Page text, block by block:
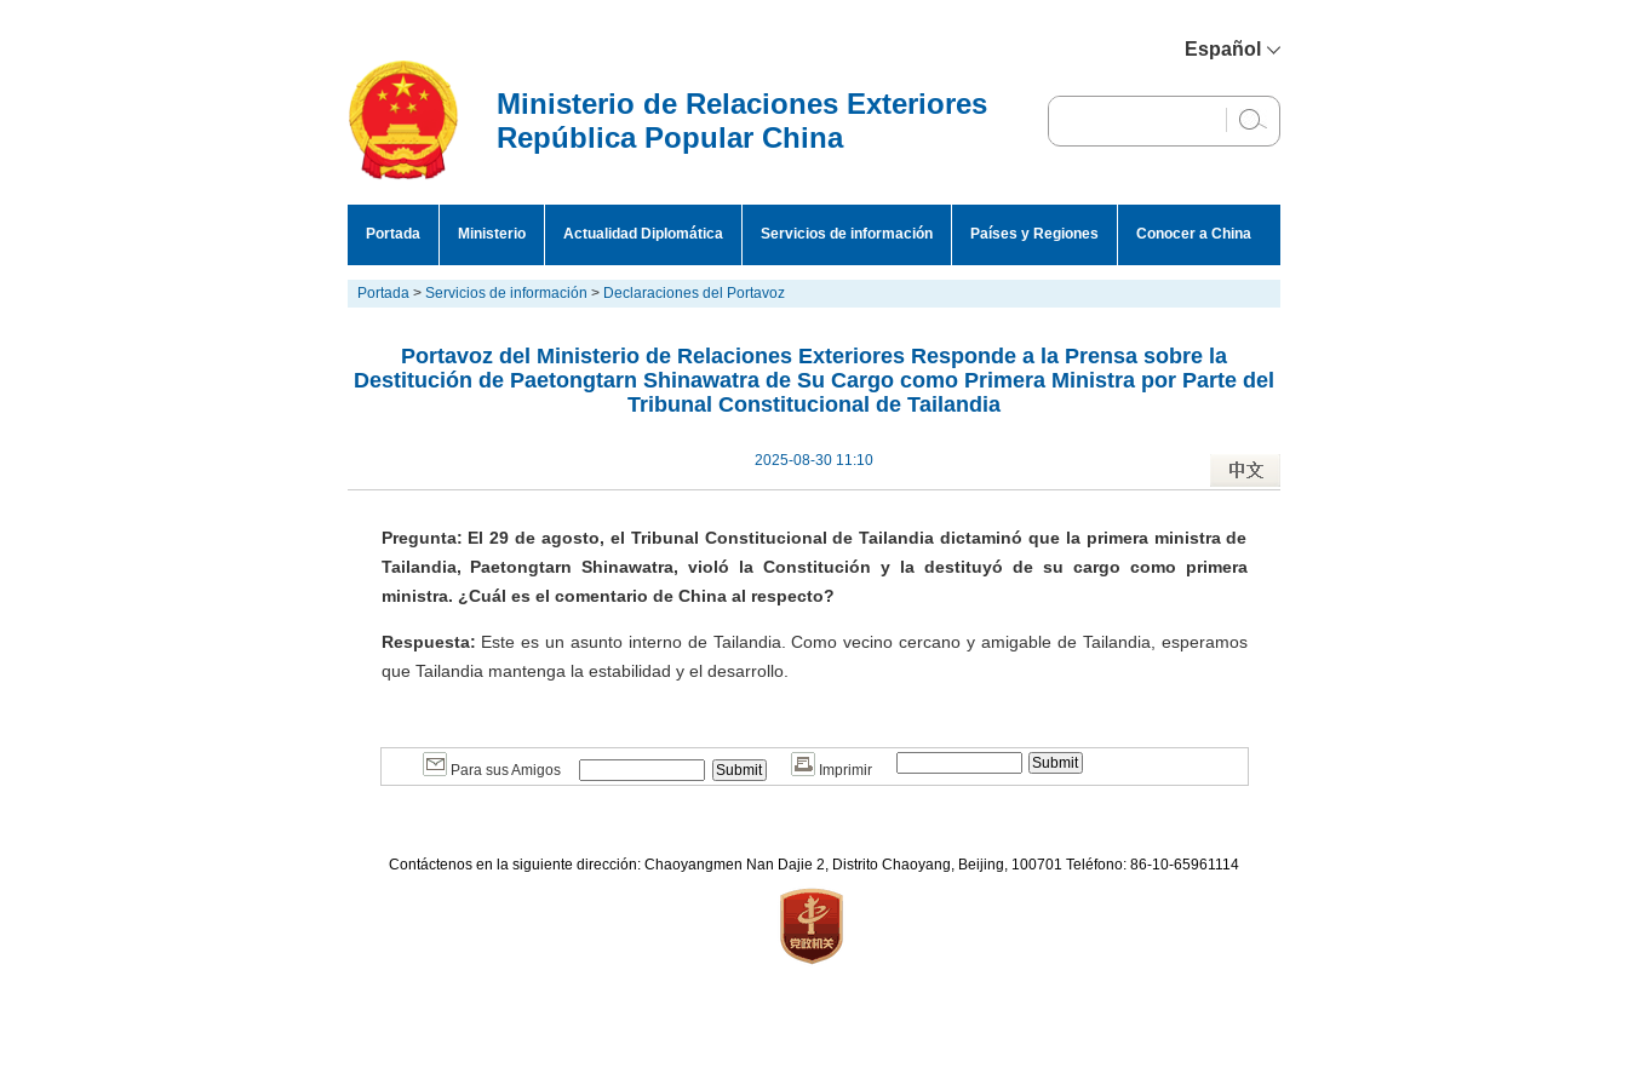
Español
English
Ministerio de Relaciones Exteriores
República Popular China
Portada Ministerio Actualidad Diplomática Servicios de información Países y Regiones Conocer a China
Portada > Servicios de información > Declaraciones del Portavoz
Portavoz del Ministerio de Relaciones Exteriores Responde a la Prensa sobre la
Destitución de Paetongtarn Shinawatra de Su Cargo como Primera Ministra por Parte del
Tribunal Constitucional de Tailandia
2025-08-30 11:10
Pregunta: El 29 de agosto, el Tribunal Constitucional de Tailandia dictaminó que la primera ministra de
Tailandia, Paetongtarn Shinawatra, violó la Constitución y la destituyó de su cargo como primera
ministra. ¿Cuál es el comentario de China al respecto?
Respuesta: Este es un asunto interno de Tailandia. Como vecino cercano y amigable de Tailandia, esperamos
que Tailandia mantenga la estabilidad y el desarrollo.
Para sus Amigos Imprimir
Contáctenos en la siguiente dirección: Chaoyangmen Nan Dajie 2, Distrito Chaoyang, Beijing, 100701 Teléfono: 86-10-65961114